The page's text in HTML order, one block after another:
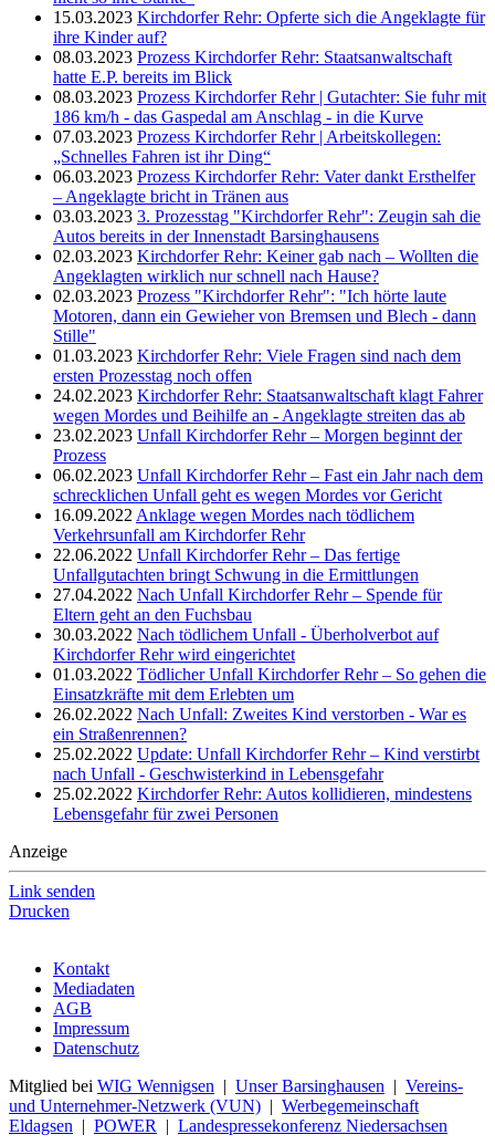
15.03.2023 Kirchdorfer Rehr: Opferte sich die Angeklagte für
ihre Kinder auf?
08.03.2023 Prozess Kirchdorfer Rehr: Staatsanwaltschaft
hatte E.P. bereits im Blick
08.03.2023 Prozess Kirchdorfer Rehr | Gutachter: Sie fuhr mit
186 km/h - das Gaspedal am Anschlag - in die Kurve
07.03.2023 Prozess Kirchdorfer Rehr | Arbeitskollegen:
„Schnelles Fahren ist ihr Ding“
06.03.2023 Prozess Kirchdorfer Rehr: Vater dankt Ersthelfer
– Angeklagte bricht in Tränen aus
03.03.2023 3. Prozesstag "Kirchdorfer Rehr": Zeugin sah die
Autos bereits in der Innenstadt Barsinghausens
02.03.2023 Kirchdorfer Rehr: Keiner gab nach – Wollten die
Angeklagten wirklich nur schnell nach Hause?
02.03.2023 Prozess "Kirchdorfer Rehr": "Ich hörte laute
Motoren, dann ein Gewieher von Bremsen und Blech - dann
Stille"
01.03.2023 Kirchdorfer Rehr: Viele Fragen sind nach dem
ersten Prozesstag noch offen
24.02.2023 Kirchdorfer Rehr: Staatsanwaltschaft klagt Fahrer
wegen Mordes und Beihilfe an - Angeklagte streiten das ab
23.02.2023 Unfall Kirchdorfer Rehr – Morgen beginnt der
Prozess
06.02.2023 Unfall Kirchdorfer Rehr – Fast ein Jahr nach dem
schrecklichen Unfall geht es wegen Mordes vor Gericht
16.09.2022 Anklage wegen Mordes nach tödlichem
Verkehrsunfall am Kirchdorfer Rehr
22.06.2022 Unfall Kirchdorfer Rehr – Das fertige
Unfallgutachten bringt Schwung in die Ermittlungen
27.04.2022 Nach Unfall Kirchdorfer Rehr – Spende für
Eltern geht an den Fuchsbau
30.03.2022 Nach tödlichem Unfall - Überholverbot auf
Kirchdorfer Rehr wird eingerichtet
01.03.2022 Tödlicher Unfall Kirchdorfer Rehr – So gehen die
Einsatzkräfte mit dem Erlebten um
26.02.2022 Nach Unfall: Zweites Kind verstorben - War es
ein Straßenrennen?
25.02.2022 Update: Unfall Kirchdorfer Rehr – Kind verstirbt
nach Unfall - Geschwisterkind in Lebensgefahr
25.02.2022 Kirchdorfer Rehr: Autos kollidieren, mindestens
Lebensgefahr für zwei Personen
Anzeige
Link senden
Drucken
Kontakt
Mediadaten
AGB
Impressum
Datenschutz
Mitglied bei WIG Wennigsen | Unser Barsinghausen | Vereins-
und Unternehmer-Netzwerk (VUN) | Werbegemeinschaft
Eldagsen | POWER | Landespressekonferenz Niedersachsen